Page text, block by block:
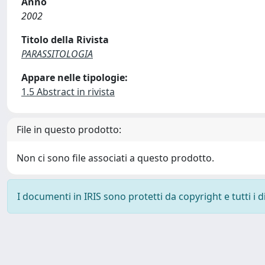
2002
Titolo della Rivista
PARASSITOLOGIA
Appare nelle tipologie:
1.5 Abstract in rivista
File in questo prodotto:
Non ci sono file associati a questo prodotto.
I documenti in IRIS sono protetti da copyright e tutti i